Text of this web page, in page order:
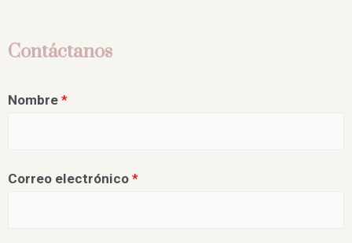
Contáctanos
Nombre *
Correo electrónico *